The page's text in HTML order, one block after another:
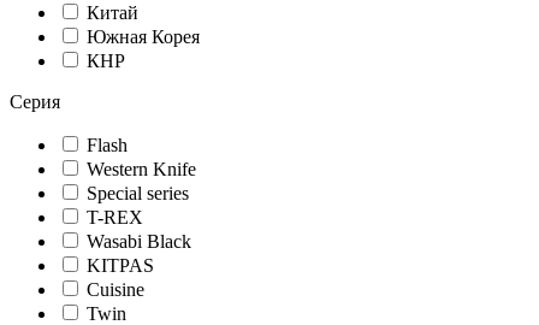
Китай
Южная Корея
КНР
Серия
Flash
Western Knife
Special series
T-REX
Wasabi Black
KITPAS
Cuisine
Twin